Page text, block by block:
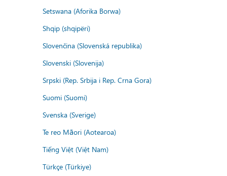
Setswana (Aforika Borwa)
Shqip (shqipëri)
Slovenčina (Slovenská republika)
Slovenski (Slovenija)
Srpski (Rep. Srbija i Rep. Crna Gora)
Suomi (Suomi)
Svenska (Sverige)
Te reo Māori (Aotearoa)
Tiếng Việt (Việt Nam)
Türkçe (Türkiye)